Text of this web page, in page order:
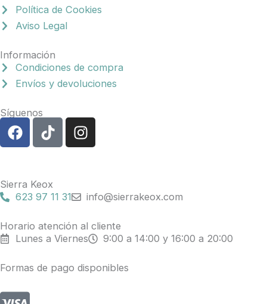
Política de Cookies
Aviso Legal
Información
Condiciones de compra
Envíos y devoluciones
Síguenos
F
a
b
o
k
T
i
o
k
I
n
g
a
m
Sierra Keox
623 97 11 31
info@sierrakeox.com
Horario atención al cliente
Lunes a Viernes
9:00 a 14:00 y 16:00 a 20:00
Formas de pago disponibles